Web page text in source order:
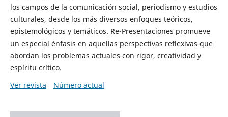
los campos de la comunicación social, periodismo y estudios
culturales, desde los más diversos enfoques teóricos,
epistemológicos y temáticos. Re-Presentaciones promueve
un especial énfasis en aquellas perspectivas reflexivas que
abordan los problemas actuales con rigor, creatividad y
espíritu crítico.
Ver revista
Número actual